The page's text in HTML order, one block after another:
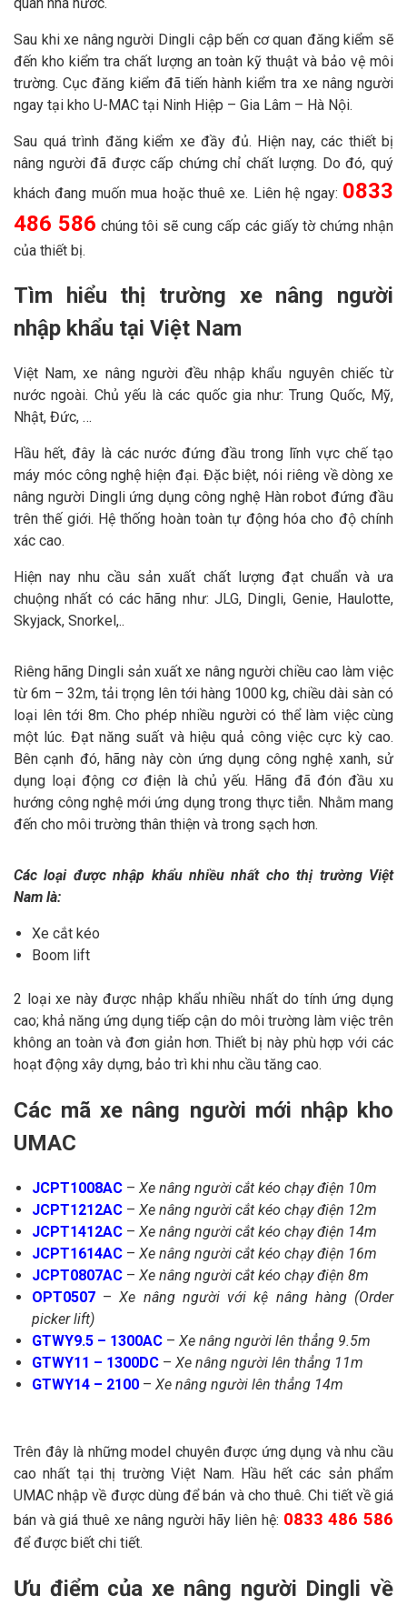
Sau khi xe nâng người Dingli cập bến cơ quan đăng kiểm sẽ
đến kho kiểm tra chất lượng an toàn kỹ thuật và bảo vệ môi
trường. Cục đăng kiểm đã tiến hành kiểm tra xe nâng người
ngay tại kho U-MAC tại Ninh Hiệp – Gia Lâm – Hà Nội.
Sau quá trình đăng kiểm xe đầy đủ. Hiện nay, các thiết bị
nâng người đã được cấp chứng chỉ chất lượng. Do đó, quý
khách đang muốn mua hoặc thuê xe. Liên hệ ngay: 0833
486 586 chúng tôi sẽ cung cấp các giấy tờ chứng nhận
của thiết bị.
Tìm hiểu thị trường xe nâng người
nhập khẩu tại Việt Nam
Việt Nam, xe nâng người đều nhập khẩu nguyên chiếc từ
nước ngoài. Chủ yếu là các quốc gia như: Trung Quốc, Mỹ,
Nhật, Đức, …
Hầu hết, đây là các nước đứng đầu trong lĩnh vực chế tạo
máy móc công nghệ hiện đại. Đặc biệt, nói riêng về dòng xe
nâng người Dingli ứng dụng công nghệ Hàn robot đứng đầu
trên thế giới. Hệ thống hoàn toàn tự động hóa cho độ chính
xác cao.
Hiện nay nhu cầu sản xuất chất lượng đạt chuẩn và ưa
chuộng nhất có các hãng như: JLG, Dingli, Genie, Haulotte,
Skyjack, Snorkel,..
Riêng hãng Dingli sản xuất xe nâng người chiều cao làm việc
từ 6m – 32m, tải trọng lên tới hàng 1000 kg, chiều dài sàn có
loại lên tới 8m. Cho phép nhiều người có thể làm việc cùng
một lúc. Đạt năng suất và hiệu quả công việc cực kỳ cao.
Bên cạnh đó, hãng này còn ứng dụng công nghệ xanh, sử
dụng loại động cơ điện là chủ yếu. Hãng đã đón đầu xu
hướng công nghệ mới ứng dụng trong thực tiễn. Nhằm mang
đến cho môi trường thân thiện và trong sạch hơn.
Các loại được nhập khẩu nhiều nhất cho thị trường Việt
Nam là:
Xe cắt kéo
Boom lift
2 loại xe này được nhập khẩu nhiều nhất do tính ứng dụng
cao; khả năng ứng dụng tiếp cận do môi trường làm việc trên
không an toàn và đơn giản hơn. Thiết bị này phù hợp với các
hoạt động xây dựng, bảo trì khi nhu cầu tăng cao.
Các mã xe nâng người mới nhập kho
UMAC
JCPT1008AC – Xe nâng người cắt kéo chạy điện 10m
JCPT1212AC – Xe nâng người cắt kéo chạy điện 12m
JCPT1412AC – Xe nâng người cắt kéo chạy điện 14m
JCPT1614AC – Xe nâng người cắt kéo chạy điện 16m
JCPT0807AC – Xe nâng người cắt kéo chạy điện 8m
OPT0507 –Xe nâng người với kệ nâng hàng (Order
picker lift)
GTWY9.5 – 1300AC – Xe nâng người lên thẳng 9.5m
GTWY11 – 1300DC – Xe nâng người lên thẳng 11m
GTWY14 – 2100 – Xe nâng người lên thẳng 14m
Trên đây là những model chuyên được ứng dụng và nhu cầu
cao nhất tại thị trường Việt Nam. Hầu hết các sản phẩm
UMAC nhập về được dùng để bán và cho thuê. Chi tiết về giá
bán và giá thuê xe nâng người hãy liên hệ: 0833 486 586
để được biết chi tiết.
Ưu điểm của xe nâng người Dingli về